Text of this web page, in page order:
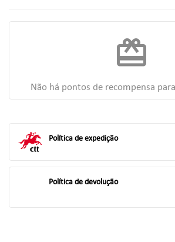
redeem
Não há pontos de recompensa
Política de expedição
Política de devolução
AS MINHAS LISTAS DE
((TITLE))
((LABEL))
((CANCELTEXT))
Você precisa estar logado para salvar